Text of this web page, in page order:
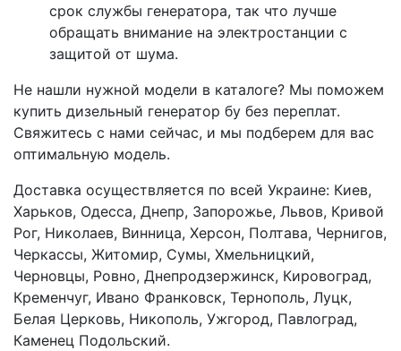
срок службы генератора, так что лучше
обращать внимание на электростанции с
защитой от шума.
Не нашли нужной модели в каталоге? Мы поможем
купить дизельный генератор бу без переплат.
Свяжитесь с нами сейчас, и мы подберем для вас
оптимальную модель.
Доставка осуществляется по всей Украине: Киев,
Харьков, Одесса, Днепр, Запорожье, Львов, Кривой
Рог, Николаев, Винница, Херсон, Полтава, Чернигов,
Черкассы, Житомир, Сумы, Хмельницкий,
Черновцы, Ровно, Днепродзержинск, Кировоград,
Кременчуг, Ивано Франковск, Тернополь, Луцк,
Белая Церковь, Никополь, Ужгород, Павлоград,
Каменец Подольский.